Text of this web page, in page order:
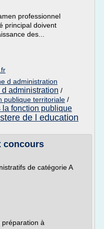
professionnel
principal doivent
des...
d administration
administration /
publique territoriale /
fonction publique
de l education
concours
de catégorie A
préparation à